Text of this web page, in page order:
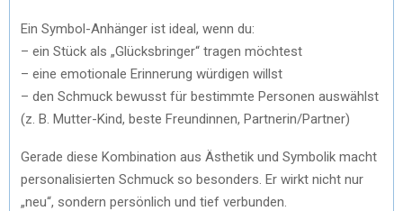
Ein Symbol-Anhänger ist ideal, wenn du:
– ein Stück als „Glücksbringer“ tragen möchtest
– eine emotionale Erinnerung würdigen willst
– den Schmuck bewusst für bestimmte Personen auswählst
(z. B. Mutter-Kind, beste Freundinnen, Partnerin/Partner)
Gerade diese Kombination aus Ästhetik und Symbolik macht
personalisierten Schmuck so besonders. Er wirkt nicht nur
„neu“, sondern persönlich und tief verbunden.